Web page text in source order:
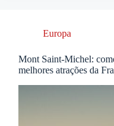
Europa
Mont Saint-Michel:
melhores atrações da